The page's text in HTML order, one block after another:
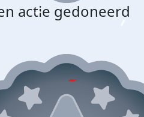
actie gedoneerd